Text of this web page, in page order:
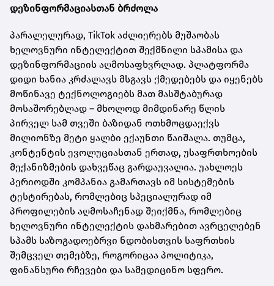
დეზინფორმაციასთან ბრძოლა
პარალელურად, TikTok აძლიერებს მუშაობას
ხელოვნური ინტელექტით შექმნილი სპამისა და
დეზინფორმაციის აღმოსაფხვრლად. პლატფორმა
დიდი ხანია კრძალავს მსგავს ქმედებებს და იყენებს
მოწინავე ტექნოლოგიებს მათ მასშტაბურად
მოსაშორებლად – მხოლოდ მიმდინარე წლის
პირველ სამ თვეში ბაზიდან ოთხმოცდაექვს
მილიონზე მეტი ყალბი ექაუნთი წაიშალა. თუმცა,
კონტენტის ევოლუციასთან ერთად, უსაფრთხოების
მექანიზმების დახვეწაც გარდაუვალია. უახლოეს
პერიოდში კომპანია გამართავს იმ სისტემების
ტესტირებას, რომლებიც სპეციალურად იმ
პროფილების აღმოსაჩენად შეიქმნა, რომლებიც
ხელოვნური ინტელექტის დახმარებით ავრცელებენ
სპამს საზოგადოებრვი ნდობისთვის საფრთხის
შემცველ თემებზე, როგორიცაა პოლიტიკა,
ფინანსური რჩევები და სამედიცინო სფერო.